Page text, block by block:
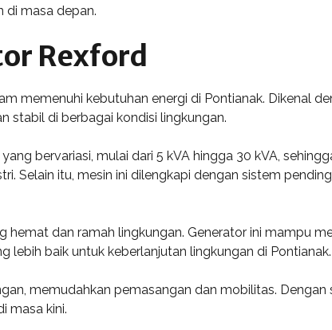
di masa depan.
Rexford
memenuhi kebutuhan energi di Pontianak. Dikenal
stabil di berbagai kondisi lingkungan.
bervariasi, mulai dari 5 kVA hingga 30 kVA,
Selain itu, mesin ini dilengkapi dengan sistem
hemat dan ramah lingkungan. Generator ini mampu
lebih baik untuk keberlanjutan lingkungan di Pontianak.
memudahkan pemasangan dan mobilitas. Dengan
masa kini.